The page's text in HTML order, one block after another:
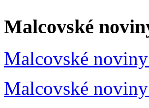
Malcovské
Malcovské
Malcovské